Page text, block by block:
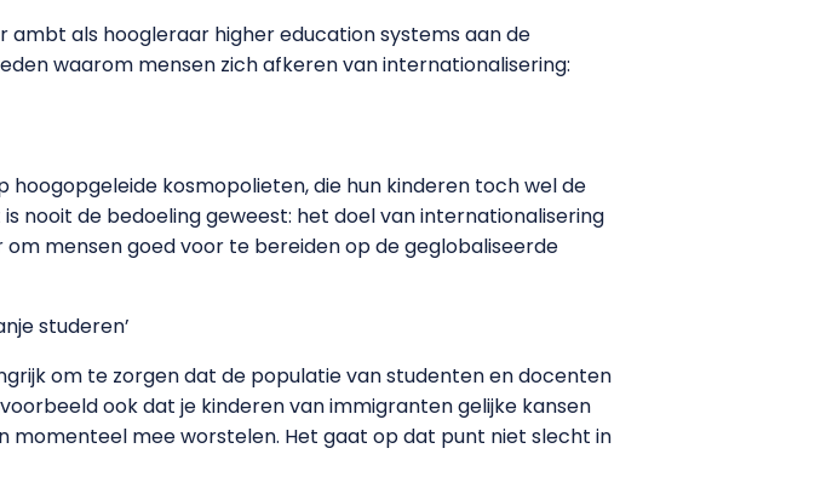
als hoogleraar higher education systems aan de
waarom mensen zich afkeren van internationalisering:
kosmopolieten, die hun kinderen toch wel de
nooit de bedoeling geweest: het doel van internationalisering
mensen goed voor te bereiden op de geglobaliseerde
studeren’
om te zorgen dat de populatie van studenten en docenten
ook dat je kinderen van immigranten gelijke kansen
momenteel mee worstelen. Het gaat op dat punt niet slecht in